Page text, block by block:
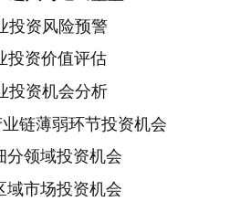
投资风险预警
投资价值评估
投资机会分析
链薄弱环节投资机会
分领域投资机会
域市场投资机会